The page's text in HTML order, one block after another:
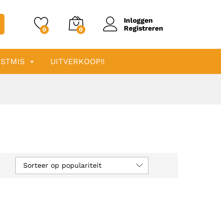
0 0
Inloggen
Registreren
UITVERKOOP!!
Sorteer op populariteit